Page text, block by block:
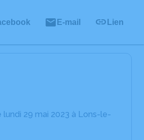
E-mail Lien
lundi 29 mai 2023 à Lons-le-